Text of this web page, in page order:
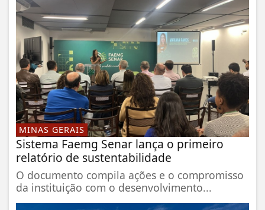
MINAS GERAIS
Sistema Faemg Senar lança o primeiro
relatório de sustentabilidade
O documento compila ações e o compromisso
da instituição com o desenvolvimento...